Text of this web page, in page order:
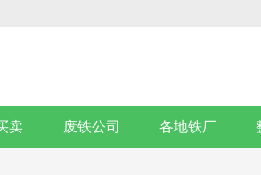
卖 废铁公司 各地铁厂